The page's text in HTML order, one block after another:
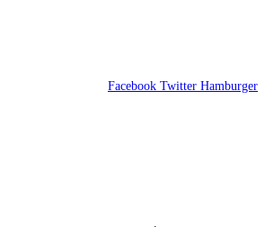
Facebook Twitter Hamburger